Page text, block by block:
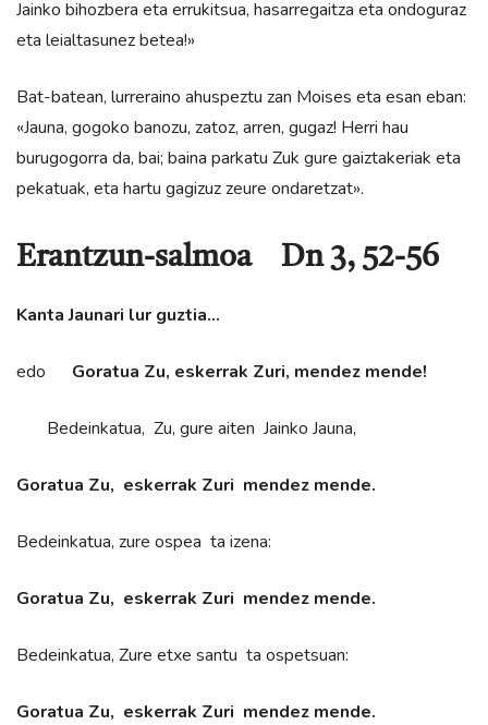
Jainko bihozbera eta errukitsua, hasarregaitza eta ondoguraz
eta leialtasunez betea!»
Bat-batean, lurreraino ahuspeztu zan Moises eta esan eban:
«Jauna, gogoko banozu, zatoz, arren, gugaz! Herri hau
burugogorra da, bai; baina parkatu Zuk gure gaiztakeriak eta
pekatuak, eta hartu gagizuz zeure ondaretzat».
Erantzun-salmoa Dn 3, 52-56
Kanta Jaunari lur guztia…
edo Goratua Zu, eskerrak Zuri, mendez mende!
Bedeinkatua, Zu, gure aiten Jainko Jauna,
Goratua Zu, eskerrak Zuri mendez mende.
Bedeinkatua, zure ospea ta izena:
Goratua Zu, eskerrak Zuri mendez mende.
Bedeinkatua, Zure etxe santu ta ospetsuan:
Goratua Zu, eskerrak Zuri mendez mende.